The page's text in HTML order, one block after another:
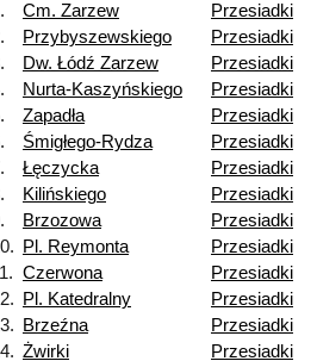
Cm. Zarzew
Przesiadki
Przybyszewskiego
Przesiadki
Dw. Łódź Zarzew
Przesiadki
Nurta-Kaszyńskiego
Przesiadki
Zapadła
Przesiadki
Śmigłego-Rydza
Przesiadki
Łęczycka
Przesiadki
Kilińskiego
Przesiadki
Brzozowa
Przesiadki
Pl. Reymonta
Przesiadki
Czerwona
Przesiadki
Pl. Katedralny
Przesiadki
Brzeźna
Przesiadki
Żwirki Przesiadki